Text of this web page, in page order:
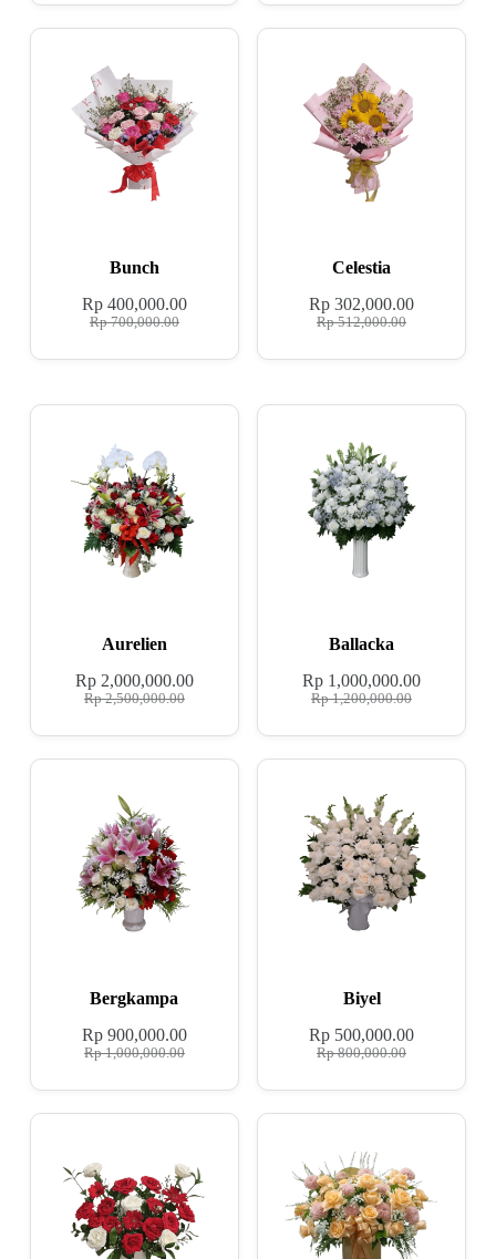
Bunch
Rp700,000.00
Rp400,000.00
Celestia
Rp512,000.00
Rp 302,000.00
Aurelien
Rp2,500,000.00
Rp2,000,000.00
Ballacka
Rp1,200,000.00
Rp 1,000,000.00
Bergkampa
Rp1,000,000.00
Rp900,000.00
Biyel
Rp800,000.00
Rp 500,000.00